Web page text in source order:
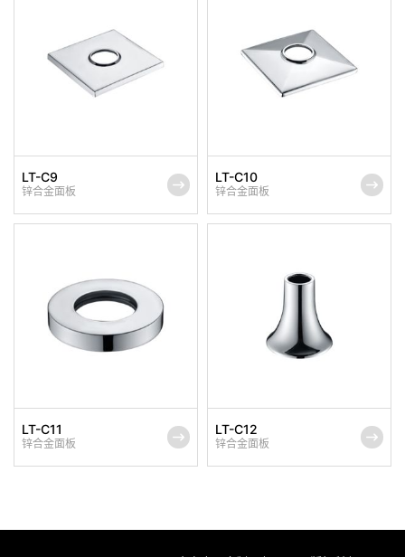
LT-C9
锌合金面板
LT-C10
锌合金面板
LT-C11
锌合金面板
LT-C12
锌合金面板